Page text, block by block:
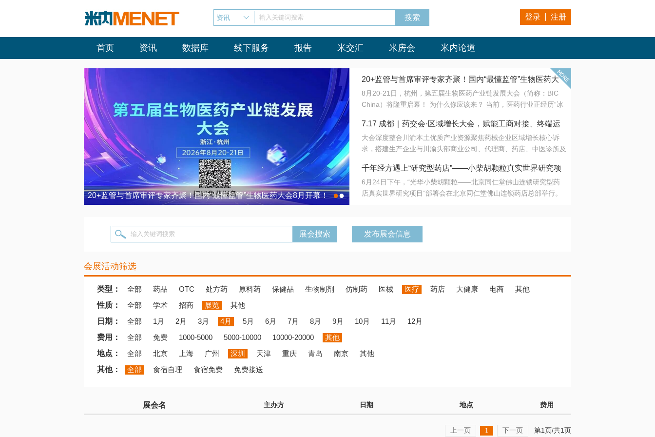
资讯 输入关键词搜索 登录 注册
首页 资讯 数据库 线下服务 报告 米交汇 米房会 米内论道
20+监管与首席审评专家齐聚！国内“最懂监管”生物医药大会8月开幕！ 7.17 成都｜药交会·区域增长大会，赋能工商对接、终端运营
●●
20+监管与首席审评专家齐聚！国内“最懂监管”生物医药大
会8月开幕！
8月20-21日，杭州，第五届生物医药产业链发展大会（简称：BIC
China）将隆重启幕！ 为什么你应该来？ 当前，医药行业正经历“冰
法正重新定义研发效率；另一端是创新药“最后一公里”的支付与入院
难题，呼唤更成熟的产业生态。 同质化“内卷”已无出路，全产业链协
同与出海能力建设才是破局关键。 本届大会以 “重构生态，定义未
算力突围；从中药创新、复杂药物制剂、CGT、多肽与小核酸的技
术攻坚，到CDMO的柔性智造。 我们致力于打破壁垒，让“实验
室”与“生产线”、“研发端”与“支付端”深度对话，更让监管、产业、资
7.17 成都｜药交会·区域增长大会，赋能工商对接、终端运
营
大会深度整合川渝本土优质产业资源聚焦药械企业区域增长核心诉
求，搭建生产企业与川渝头部商业公司、代理商、药店、中医诊所及
域增量份额夯实西南市场战略布局
千年经方遇上“研究型药店”——小柴胡颗粒真实世界研究项
目在北京同仁堂佛山连锁启动
6月24日下午，“光华小柴胡颗粒——北京同仁堂佛山连锁研究型药
店真实世界研究项目”部署会在北京同仁堂佛山连锁药店总部举行。
输入关键词搜索 发布展会信息
会展活动筛选
类型： 全部 药品 OTC 处方药 原料药 保健品 生物制剂 仿制药 医械 医疗 药店 大健康 电商
其他
性质：
全部 学术 招商 展览
其他
日期：
全部 1月 2月 3月 4月 5月 6月 7月 8月 9月 10月 11月
12月
费用：
全部 免费 1000-5000 5000-10000 10000-20000
其他
地点：
全部 北京 上海 广州 深圳 天津 重庆 青岛 南京
其他
其他：
全部 食宿自理 食宿免费 免费接送
展会名 主办方 日期 地点 费用
上一页 1 下一页 第1页/共1页